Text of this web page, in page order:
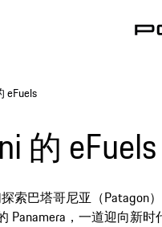
eFuels
的 eFuels
索巴塔哥尼亚（Patagon
，一道迎向新时